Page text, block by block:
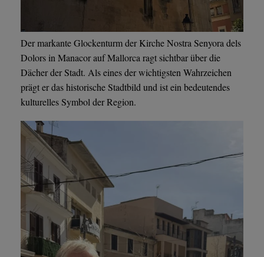
Der markante Glockenturm der Kirche Nostra Senyora dels
Dolors in Manacor auf Mallorca ragt sichtbar über die
Dächer der Stadt. Als eines der wichtigsten Wahrzeichen
prägt er das historische Stadtbild und ist ein bedeutendes
kulturelles Symbol der Region.